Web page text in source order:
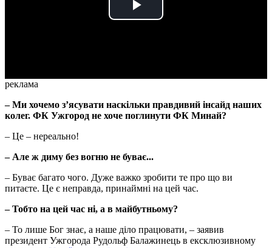
Play
реклама
– Ми хочемо з’ясувати наскільки правдивий інсайд наших
колег. ФК Ужгород не хоче поглинути ФК Минай?
– Це – нереально!
– Але ж диму без вогню не буває...
– Буває багато чого. Дуже важко зробити те про що ви
питаєте. Це є неправда, принаймні на цей час.
– Тобто на цей час ні, а в майбутньому?
– То лише Бог знає, а наше діло працювати, – заявив
президент Ужгорода Рудольф Балажинець в ексклюзивному